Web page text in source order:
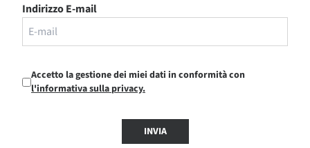
Indirizzo E-mail
Accetto la gestione dei miei dati in conformità con
l'informativa sulla privacy.
INVIA